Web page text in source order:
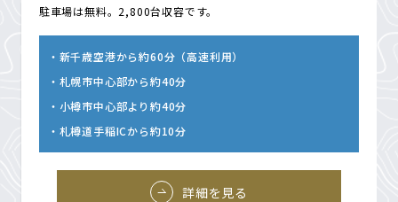
駐車場は無料。2,800台収容です。
新千歳空港から約60分（高速利用）
札幌市中心部から約40分
小樽市中心部より約40分
札樽道手稲ICから約10分
詳細を見る